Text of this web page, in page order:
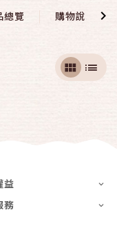
總覽 購物說明
益
務